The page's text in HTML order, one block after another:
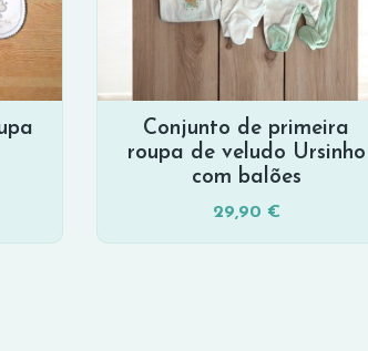
Conjunto de primeira
roupa de veludo Ursinho
com balões
29,90 €